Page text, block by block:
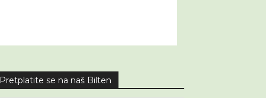
Pretplatite se na naš Bilten